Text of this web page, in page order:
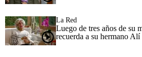
La Red
Luego de tres años de su
recuerda a su hermano Alí